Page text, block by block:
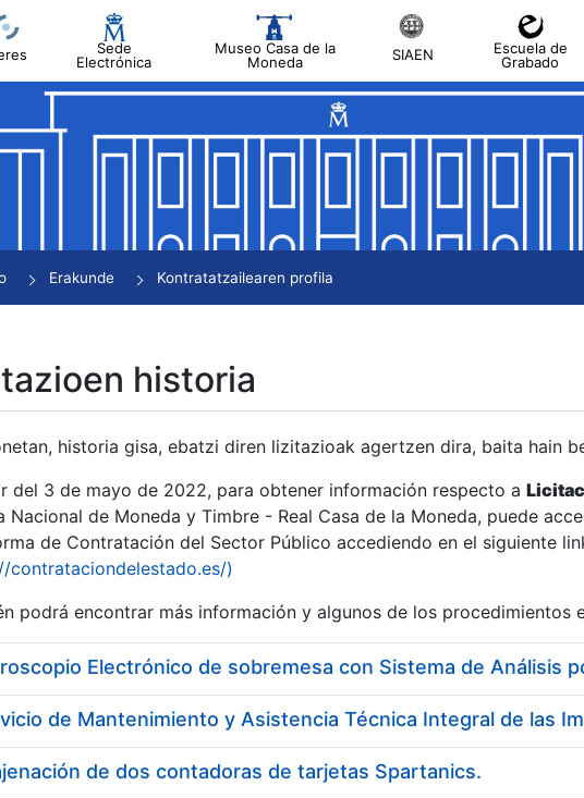
Sede
Electrónica
Museo Casa de la
Moneda
SIAEN
Escuela de
Grabado
Ezkutatu
Ezkutatu
Ezkutatu
Ezkutatu
Ezkutatu
Ezkutatu
Erakunde Kontratatzailearen profila
historia
historia gisa, ebatzi diren lizitazioak agertzen dira, baita hain
del 3 de mayo de 2022, para obtener información respecto a
Nacional de Moneda y Timbre - Real Casa de la Moneda, puede
de Contratación del Sector Público accediendo en el siguiente
contrataciondelestado.es/)
podrá encontrar más información y algunos de los procedimientos
Electrónico de sobremesa con Sistema de Análisis
de dos contadoras de tarjetas Spartanics.